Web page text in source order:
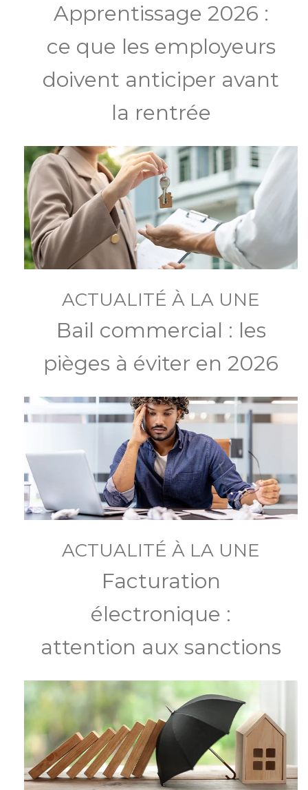
Apprentissage 2026 :
ce que les employeurs
doivent anticiper avant
la rentrée
ACTUALITÉ À LA UNE
Bail commercial : les
pièges à éviter en 2026
ACTUALITÉ À LA UNE
Facturation
électronique :
attention aux sanctions